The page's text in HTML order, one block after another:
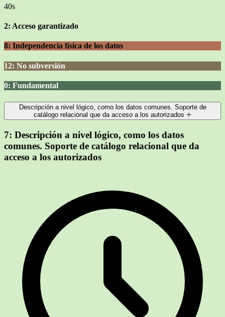
40s
2: Acceso garantizado
8: Independencia física de los datos
12: No subversión
0: Fundamental
Descripción a nivel lógico, como los datos comunes. Soporte de
catálogo relacional que da acceso a los autorizados
7: Descripción a nivel lógico, como los datos
comunes. Soporte de catálogo relacional que da
acceso a los autorizados